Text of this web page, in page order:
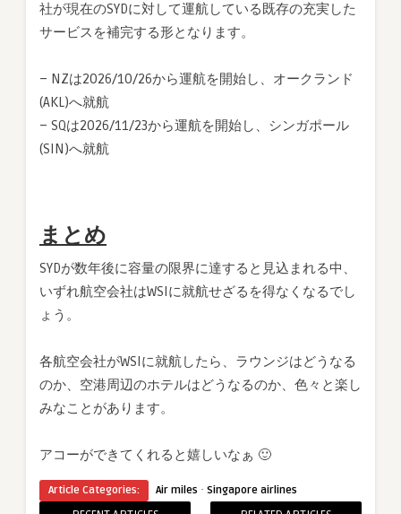
社が現在のSYDに対して運航している既存の充実した
サービスを補完する形となります。
– NZは2026/10/26から運航を開始し、オークランド
(AKL)へ就航
– SQは2026/11/23から運航を開始し、シンガポール
(SIN)へ就航
まとめ
SYDが数年後に容量の限界に達すると見込まれる中、
いずれ航空会社はWSIに就航せざるを得なくなるでし
ょう。
各航空会社がWSIに就航したら、ラウンジはどうなる
のか、空港周辺のホテルはどうなるのか、色々と楽し
みなことがあります。
アコーができてくれると嬉しいなぁ 🙂
Article Categories: Air miles · Singapore airlines